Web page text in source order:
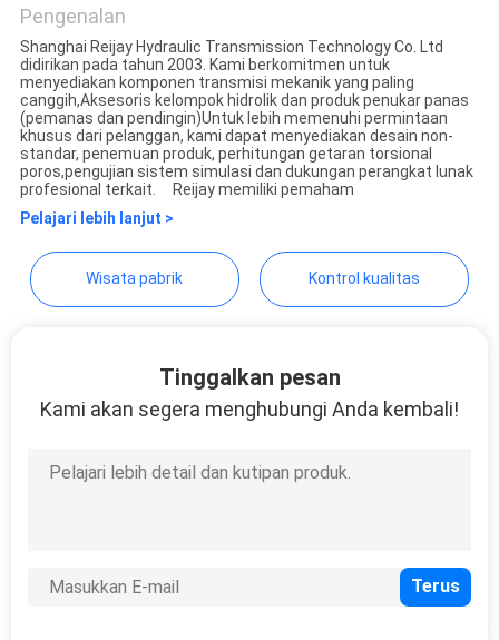
OFFICIAL
WEBSITE
SITEMAP
PRIVACY
POLICY
Transmission Tech Co., Ltd.
Pengenalan
Shanghai Reijay Hydraulic Transmission Technology Co. Ltd
didirikan pada tahun 2003. Kami berkomitmen untuk
menyediakan komponen transmisi mekanik yang paling
canggih,Aksesoris kelompok hidrolik dan produk penukar panas
(pemanas dan pendingin)Untuk lebih memenuhi permintaan
khusus dari pelanggan, kami dapat menyediakan desain non-
standar, penemuan produk, perhitungan getaran torsional
poros,pengujian sistem simulasi dan dukungan perangkat lunak
profesional terkait. Reijay memiliki pemaham
Pelajari lebih lanjut >
Wisata pabrik Kontrol kualitas
Tinggalkan pesan
Kami akan segera menghubungi Anda kembali!